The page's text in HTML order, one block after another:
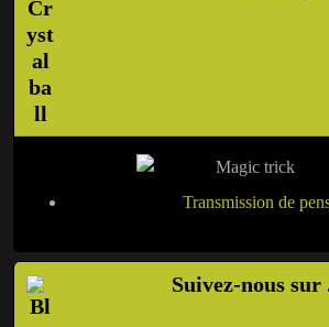
Transmission de
Suivez-nous sur